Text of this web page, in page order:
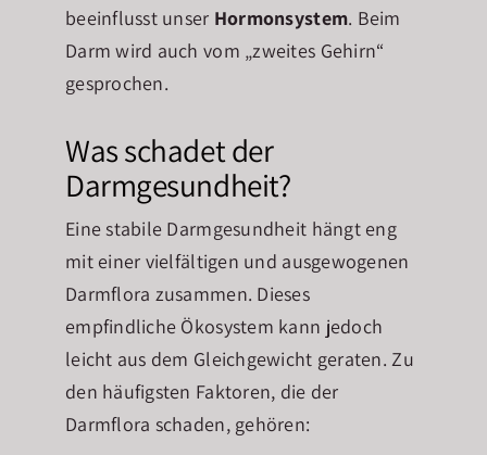
beeinflusst unser Hormonsystem. Beim
Darm wird auch vom „zweites Gehirn“
gesprochen.
Was schadet der
Darmgesundheit?
Eine stabile Darmgesundheit hängt eng
mit einer vielfältigen und ausgewogenen
Darmflora zusammen. Dieses
empfindliche Ökosystem kann jedoch
leicht aus dem Gleichgewicht geraten. Zu
den häufigsten Faktoren, die der
Darmflora schaden, gehören: